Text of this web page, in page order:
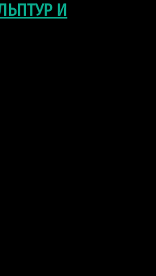
И